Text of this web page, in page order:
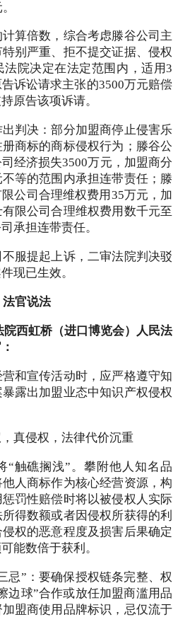
倍数，综合考虑滕谷公司主
别严重、拒不提交证据、侵权
法院决定在法定范围内，适用3
诉讼请求主张的3500万元赔偿
原告该项诉请。
决：部分加盟商停止侵害乐
商标的商标侵权行为；滕谷公
经济损失3500万元，加盟商分
等的范围内承担连带责任；滕
公司合理维权费用35万元，加
限公司合理维权费用数千元至
承担连带责任。
提起上诉，二审法院判决驳
现已生效。
法官说法
西虹桥（进口博览会）人民法
宣传活动时，应严格遵守知
露出加盟业态中知识产权侵权
侵权，法律代价沉重
礁搁浅”。攀附他人知名品
人商标作为核心经营资源，构
罚性赔偿时将以被侵权人实际
得数额或者因侵权所获得的利
权的恶意程度及损害后果确定
能数倍于获利。
”：要确保授权链条完整、权
边球”合作或放任加盟商滥用品
盟商使用品牌标识，忌仅流于